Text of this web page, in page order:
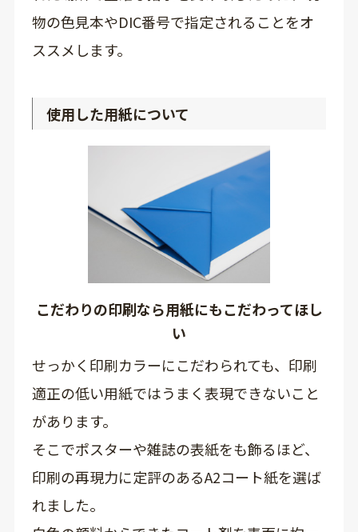
物の色見本やDIC番号で指定されることをオ
ススメします。
使用した用紙について
こだわりの印刷なら用紙にもこだわってほし
い
せっかく印刷カラーにこだわられても、印刷
適正の低い用紙ではうまく表現できないこと
があります。
そこでポスターや雑誌の表紙をも飾るほど、
印刷の再現力に定評のあるA2コート紙を選ば
れました。